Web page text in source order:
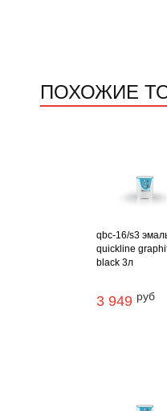
ПОХОЖИЕ
qbc-16/s3
quickline
black 3л
3 949 руб